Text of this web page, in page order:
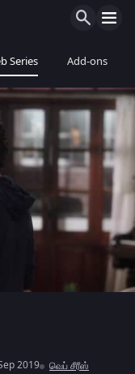
Series Add-ons
2019 வெப் சீரீஸ்